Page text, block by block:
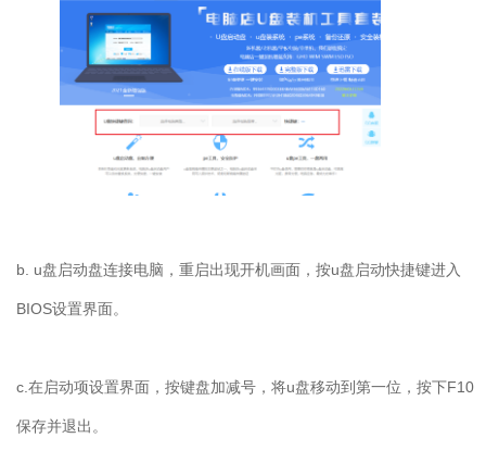
b. u盘启动盘连接电脑，重启出现开机画面，按u盘启动快捷键进入
BIOS设置界面。
c.在启动项设置界面，按键盘加减号，将u盘移动到第一位，按下F10
保存并退出。